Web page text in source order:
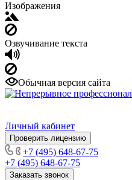
Изображения
Озвучивание текста
Обычная версия сайта
Личный кабинет
Проверить лицензию
+7 (495) 648-67-75
+7 (495) 648-67-75
Заказать звонок